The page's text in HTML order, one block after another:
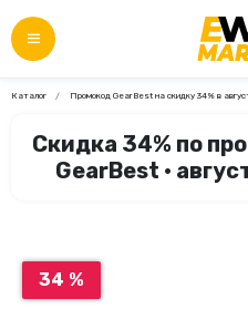
Каталог Промокод GearBest на скидку 34% в
Скидка 34% по
GearBest •
34 %